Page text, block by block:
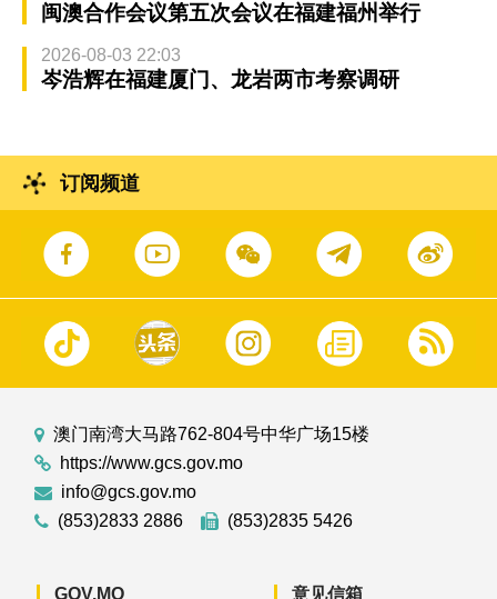
闽澳合作会议第五次会议在福建福州举行
2026-08-03 22:03
岑浩辉在福建厦门、龙岩两市考察调研
订阅频道
澳门南湾大马路762-804号中华广场15楼
https://www.gcs.gov.mo
info@gcs.gov.mo
(853)2833 2886
(853)2835 5426
GOV.MO 意见信箱